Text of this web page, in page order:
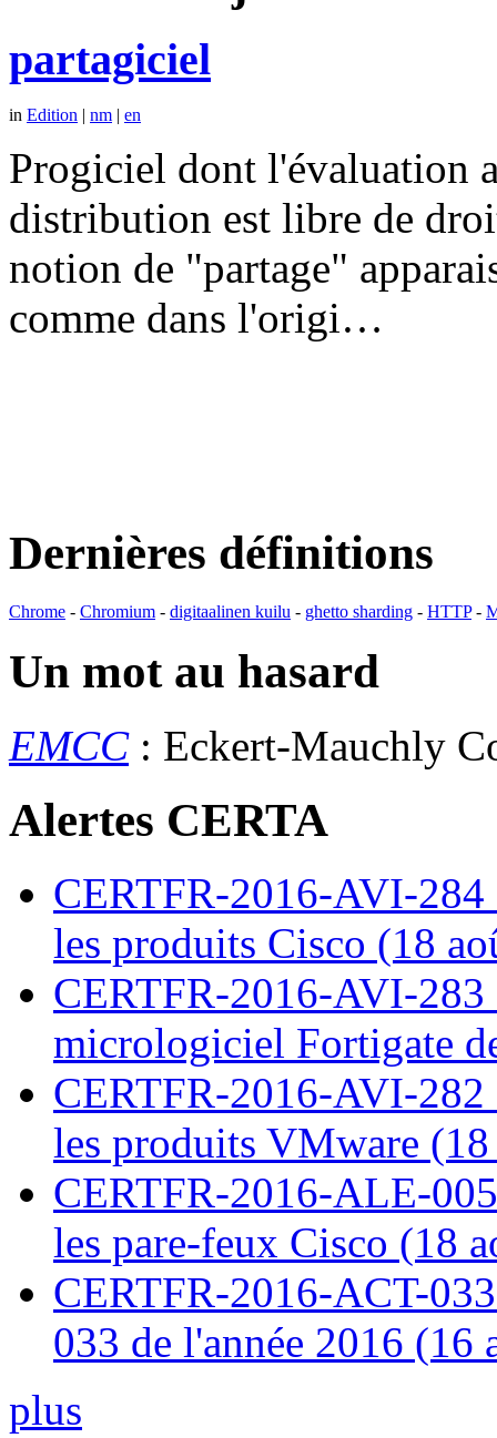
partagiciel
in Edition | nm | en
Progiciel dont l'évaluation
distribution est libre de
notion de "partage"
comme dans l'origi…
Dernières définitions
Chrome - Chromium - digitaalinen kuilu - ghetto sharding - HTTP-
Un mot au hasard
EMCC: Eckert-Mauchly
Alertes CERTA
CERTFR-2016-AVI-
les produits Cisco (18
CERTFR-2016-AVI-
micrologiciel Fortigate
CERTFR-2016-AVI-
les produits VMware
CERTFR-2016-ALE-
les pare-feux Cisco (18
CERTFR-2016-ACT-
033 de l'année 2016 (16
plus